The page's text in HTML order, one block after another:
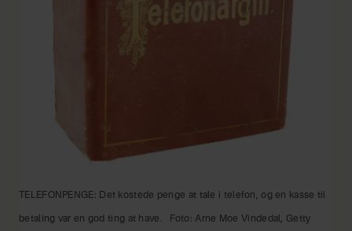
TELEFONPENGE: Det kostede penge at tale i telefon, og en kasse til
betaling var en god ting at have. Foto: Arne Moe Vindedal, Getty